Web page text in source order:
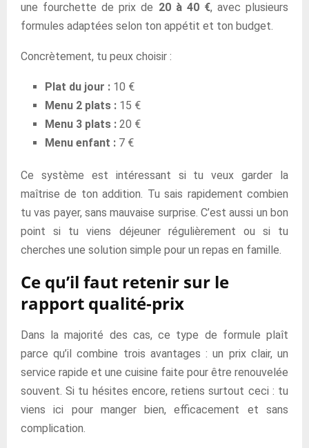
une fourchette de prix de 20 à 40 €, avec plusieurs
formules adaptées selon ton appétit et ton budget.
Concrètement, tu peux choisir :
Plat du jour : 10 €
Menu 2 plats : 15 €
Menu 3 plats : 20 €
Menu enfant : 7 €
Ce système est intéressant si tu veux garder la
maîtrise de ton addition. Tu sais rapidement combien
tu vas payer, sans mauvaise surprise. C’est aussi un bon
point si tu viens déjeuner régulièrement ou si tu
cherches une solution simple pour un repas en famille.
Ce qu’il faut retenir sur le
rapport qualité-prix
Dans la majorité des cas, ce type de formule plaît
parce qu’il combine trois avantages : un prix clair, un
service rapide et une cuisine faite pour être renouvelée
souvent. Si tu hésites encore, retiens surtout ceci : tu
viens ici pour manger bien, efficacement et sans
complication.